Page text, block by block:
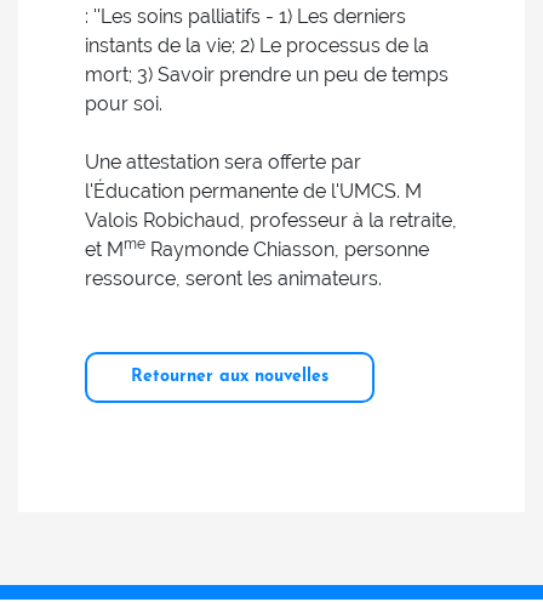
: ''Les soins palliatifs - 1) Les derniers
instants de la vie; 2) Le processus de la
mort; 3) Savoir prendre un peu de temps
pour soi.
Une attestation sera offerte par
l'Éducation permanente de l'UMCS. M
Valois Robichaud, professeur à la retraite,
et Mme Raymonde Chiasson, personne
ressource, seront les animateurs.
Retourner aux nouvelles